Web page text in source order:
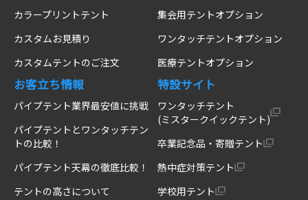
カラープリントテント
カスタムお見積り
カスタムテントのご注文
集会用テントオプション
ワンタッチテントオプション
医療テントオプション
お客立ち情報
パイプテント業界最安値に挑戦
パイプテントとワンタッチテン
トの比較！
パイプテント天幕の徹底比較！
テントの高さについて
特設サイト
ワンタッチテント
(ミスタークイックテント)
卒業記念品・寄贈テント
熱中症対策テント
学校用テント